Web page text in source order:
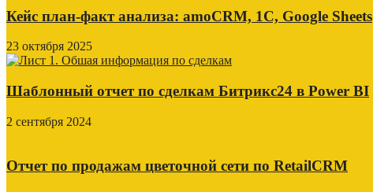
Кейс план-факт анализа: amoCRM, 1C, Google Sheets
23 октября 2025
Шаблонный отчет по сделкам Битрикс24 в Power BI
2 сентября 2024
Отчет по продажам цветочной сети по RetailCRM